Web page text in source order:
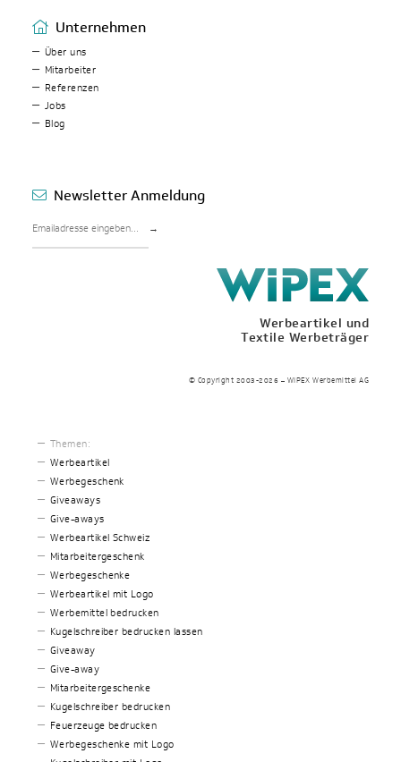
Unternehmen
Über uns
Mitarbeiter
Referenzen
Jobs
Blog
Newsletter Anmeldung
→
Werbeartikel und
Textile Werbeträger
© Copyright 2003-2026 – WIPEX Werbemittel AG
Themen:
Werbeartikel
Werbegeschenk
Giveaways
Give-aways
Werbeartikel Schweiz
Mitarbeitergeschenk
Werbegeschenke
Werbeartikel mit Logo
Werbemittel bedrucken
Kugelschreiber bedrucken lassen
Giveaway
Give-away
Mitarbeitergeschenke
Kugelschreiber bedrucken
Feuerzeuge bedrucken
Werbegeschenke mit Logo